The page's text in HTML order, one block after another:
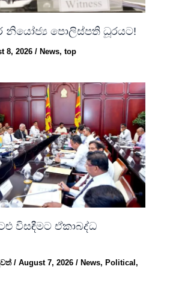
නියෝජ්‍ය පොලිස්පති ධූරයට!
8, 2026/ News,top
විසඳීමට ඒකාබද්ධ
/August 7, 2026/News,Political,